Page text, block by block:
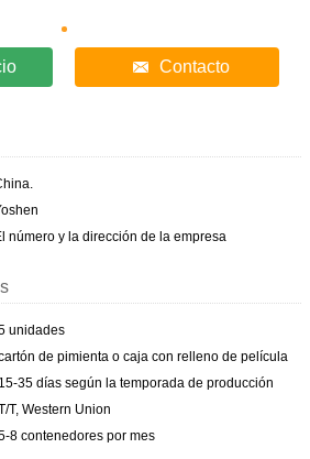
Contacto
número y la dirección de la empresa
unidades
de pimienta o caja con relleno de película
15-35 días según la temporada de producción
T, Western Union
8 contenedores por mes